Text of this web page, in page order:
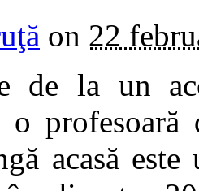
on 22
de la un
o
acasă